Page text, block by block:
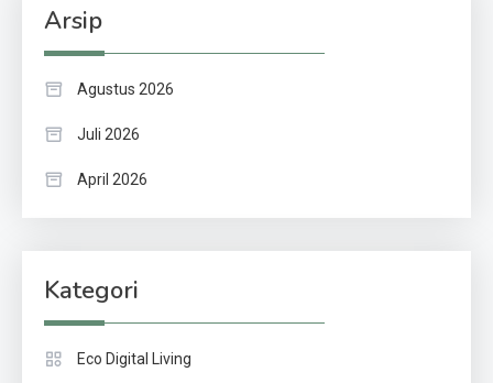
Arsip
Agustus 2026
Juli 2026
April 2026
Kategori
Eco Digital Living